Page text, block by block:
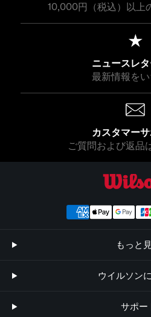
10,000円（税込）以上
ニュースレ
最新情報をい
カスタマー
ご質問および返品
もっと
ウイルソン
サポー